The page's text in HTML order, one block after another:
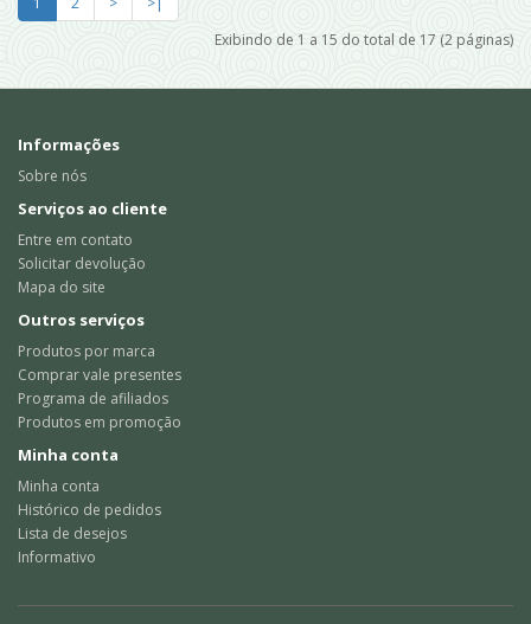
Exibindo de 1 a 15 do total de 17 (2 páginas)
Informações
Sobre nós
Serviços ao cliente
Entre em contato
Solicitar devolução
Mapa do site
Outros serviços
Produtos por marca
Comprar vale presentes
Programa de afiliados
Produtos em promoção
Minha conta
Minha conta
Histórico de pedidos
Lista de desejos
Informativo